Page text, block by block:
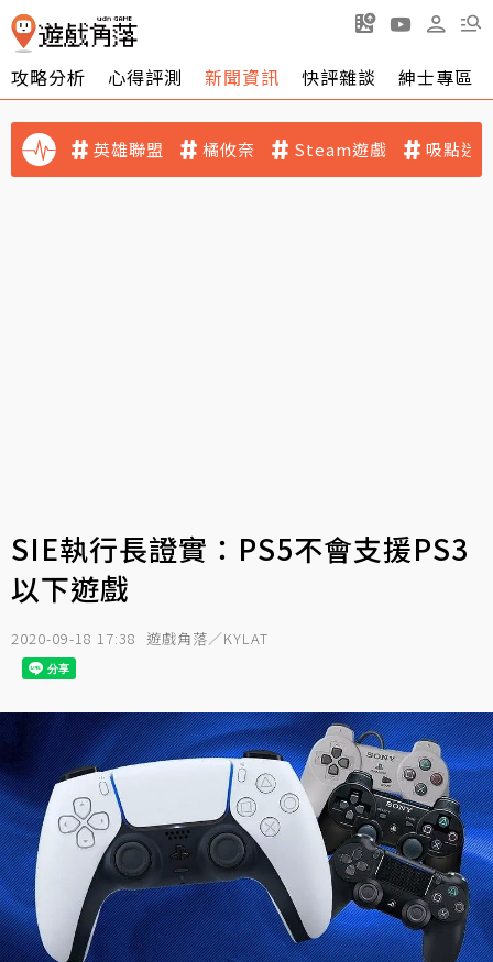
攻略分析 心得評測 新聞資訊 快評雜談 紳士專區
英雄聯盟 橘攸奈 Steam遊戲 吸點迷
SIE執行長證實：PS5不會支援PS3
以下遊戲
2020-09-18 17:38 遊戲角落／KYLAT